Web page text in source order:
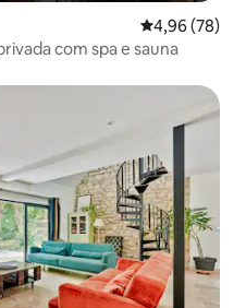
4,96 de uma
4,96 (78)
com spa e sauna